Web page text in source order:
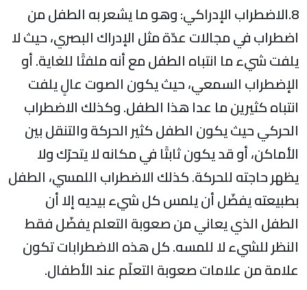
8.الاضطراب الإدراكي: وهو ما يشعر به الطفل من
اضطراب في مجالات عدّة مثل الإدراك البصري، حيث لا
يلفت شيء ما انتباه الطفل مع أنه ملفتًا للغاية. أو
الإضطراب السمعي، حيث يكون الصوت عالٍ يلفت
انتباه كثيرين ما عدا هذا الطفل. وكذلك الاضطراب
الحركي حيث يكون الطفل كثير الحركة والتنقل بين
الأماكن، أو قد يكون ثابتًا في مكانه لا يتحرّك ولا
يظهر حاجته للحركة. كذلك الاضطراب اللمسي، الطفل
بطبيعته يفضّل أن يلمس كل شيء بيديه إلا أن
الطفل الذي يعاني من صعوبة التعلم يفضّل فقط
النظر للشيء لا للمسه. كل هذه الاضطرابات تكون
علامة من علامات صعوبة التعلّم عند الأطفال.